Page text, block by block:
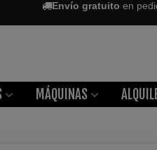
Envío gratuito en
MÁQUINAS